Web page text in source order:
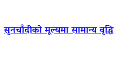
सुनचाँदीको मूल्यमा सामान्य वृद्धि